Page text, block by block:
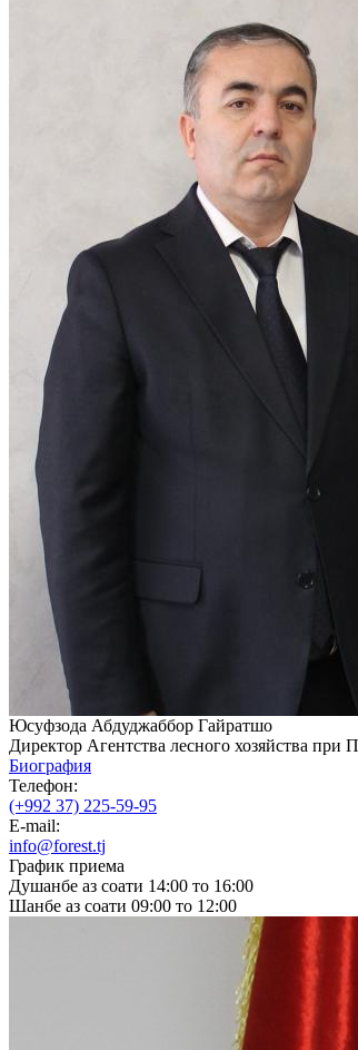
Юсуфзода Абдуджаббор Гайратшо
Директор Агентства лесного хозяйства при
Биография
Телефон:
(+992 37) 225-59-95
E-mail:
info@forest.tj
График приема
Душанбе аз соати 14:00 то 16:00
Шанбе аз соати 09:00 то 12:00